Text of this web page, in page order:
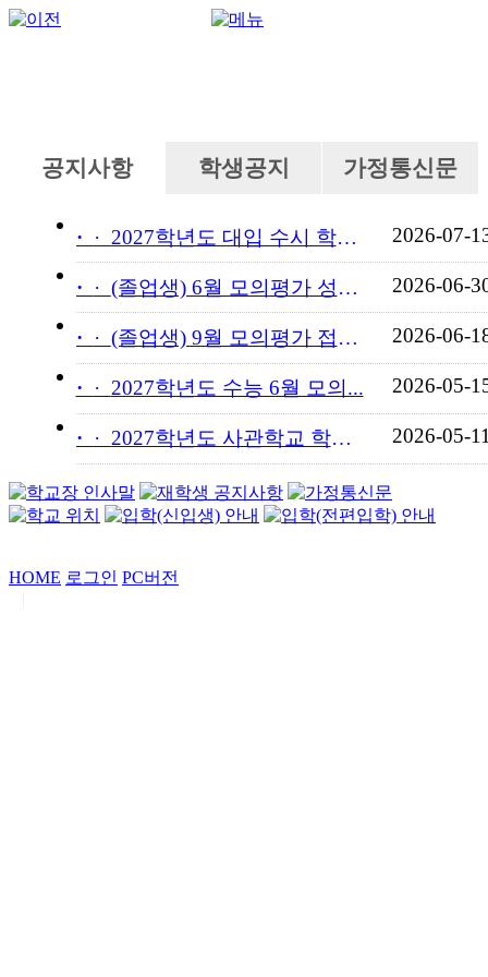
공지사항 학생공지 가정통신문
· 2027학년도 대입 수시 학교... 2026-07-
· (졸업생) 6월 모의평가 성적... 2026-06-
· (졸업생) 9월 모의평가 접수... 2026-06-
· 2027학년도 수능 6월 모의... 2026-05-
· 2027학년도 사관학교 학교장... 2026-05-
HOME 로그인 PC버전